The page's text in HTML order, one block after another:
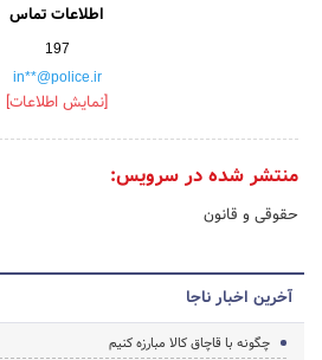
اطلاعات تماس
197
in**@police.ir
[نمایش اطلاعات]
منتشر شده در سرویس:
حقوقی و قانون
آخرین اخبار ناجا
چگونه با قاچاق کالا مبارزه کنیم